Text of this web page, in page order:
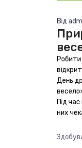
Від
День
Під
них